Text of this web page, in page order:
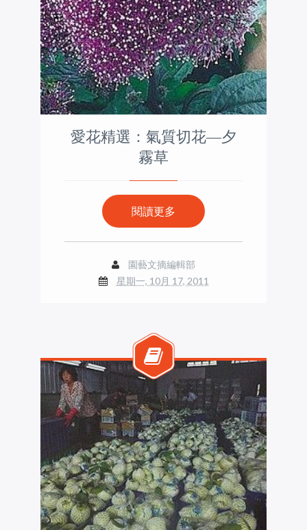
愛花精選：氣質切花—夕
霧草
閱讀更多
園藝文摘編輯部
星期一, 10月 17, 2011